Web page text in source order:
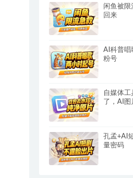
闲鱼被
回来
AI科普唱
粉号
自媒体
了，AI
孔孟+AI
量密码